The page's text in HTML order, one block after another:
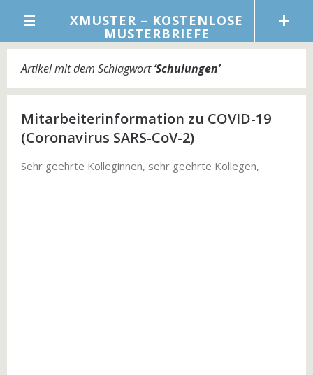
XMUSTER – KOSTENLOSE
MUSTERBRIEFE
Artikel mit dem Schlagwort‘Schulungen’
Mitarbeiterinformation zu COVID-19
(Coronavirus SARS-CoV-2)
Sehr geehrte Kolleginnen, sehr geehrte Kollegen,